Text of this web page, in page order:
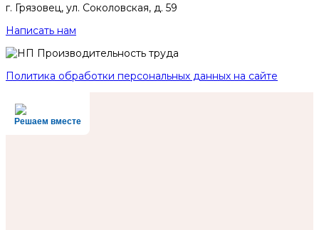
г. Грязовец, ул. Соколовская, д. 59
Написать нам
Политика обработки персональных данных на сайте
Решаем вместе